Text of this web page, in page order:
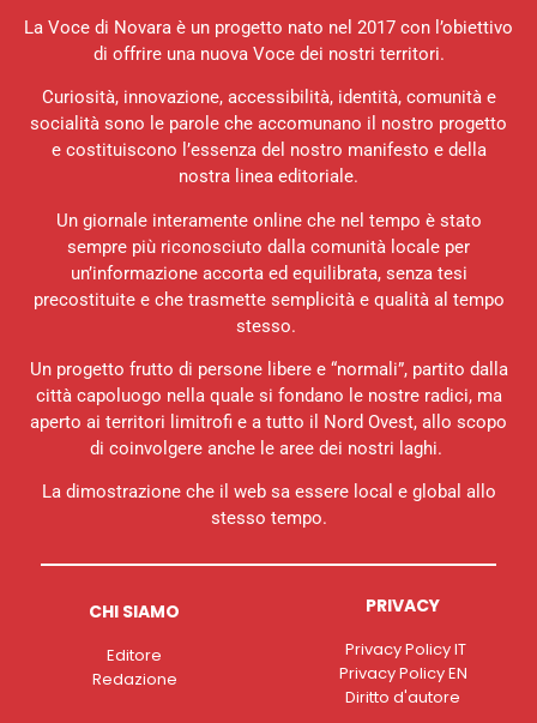
La Voce di Novara è un progetto nato nel 2017 con l’obiettivo
di offrire una nuova Voce dei nostri territori.
Curiosità, innovazione, accessibilità, identità, comunità e
socialità sono le parole che accomunano il nostro progetto
e costituiscono l’essenza del nostro manifesto e della
nostra linea editoriale.
Un giornale interamente online che nel tempo è stato
sempre più riconosciuto dalla comunità locale per
un’informazione accorta ed equilibrata, senza tesi
precostituite e che trasmette semplicità e qualità al tempo
stesso.
Un progetto frutto di persone libere e “normali”, partito dalla
città capoluogo nella quale si fondano le nostre radici, ma
aperto ai territori limitrofi e a tutto il Nord Ovest, allo scopo
di coinvolgere anche le aree dei nostri laghi.
La dimostrazione che il web sa essere local e global allo
stesso tempo.
CHI SIAMO
Editore
Redazione
PRIVACY
Privacy Policy IT
Privacy Policy EN
Diritto d'autore